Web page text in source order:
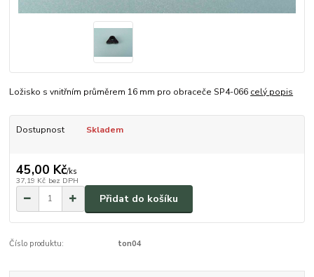
Ložisko s vnitřním průměrem 16 mm pro obraceče SP4-066 celý popis
Dostupnost Skladem
45,00 Kč/ks
37,19 Kč bez DPH
Přidat do košíku
Číslo produktu: ton04